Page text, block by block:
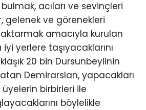
acıları ve sevinçleri
gelenek ve görenekleri
amacıyla kurulan
yerlere taşıyacaklarını
20 bin Dursunbeylinin
Demirarslan, yapacakları
birbirleri ile
böylelikle